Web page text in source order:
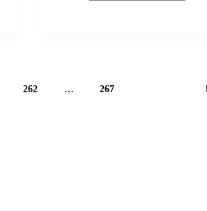
262 … 267